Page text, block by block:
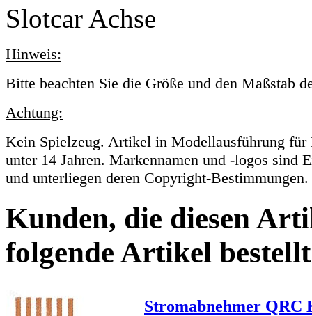
Slotcar Achse
Hinweis:
Bitte beachten Sie die Größe und den Maßstab
Achtung:
Kein Spielzeug. Artikel in Modellausführung für
unter 14 Jahren. Markennamen und -logos sind
und unterliegen deren Copyright-
Kunden, die diesen
folgende Artikel
Stromabnehmer QRC